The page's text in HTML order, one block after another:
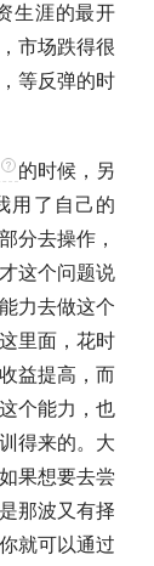
生涯的最开
市场跌得很
等反弹的时
的时候，另
用了自己的
分去操作，
这个问题说
力去做这个
里面，花时
益提高，而
个能力，也
得来的。 大
果想要去尝
那波又有择
就可以通过